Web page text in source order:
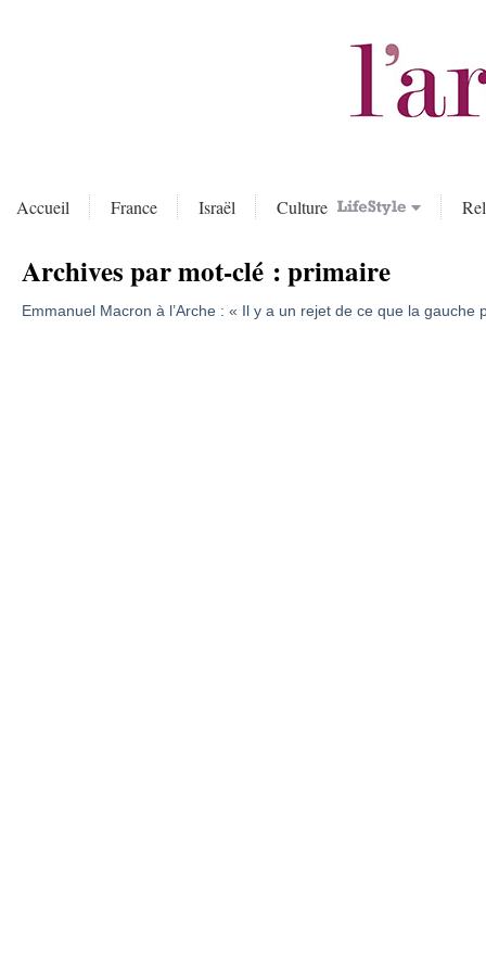
Accueil France Israël Culture
Archives par mot-clé :primaire
Emmanuel Macron à l’Arche : « Il y a un rejet de ce que la gauche